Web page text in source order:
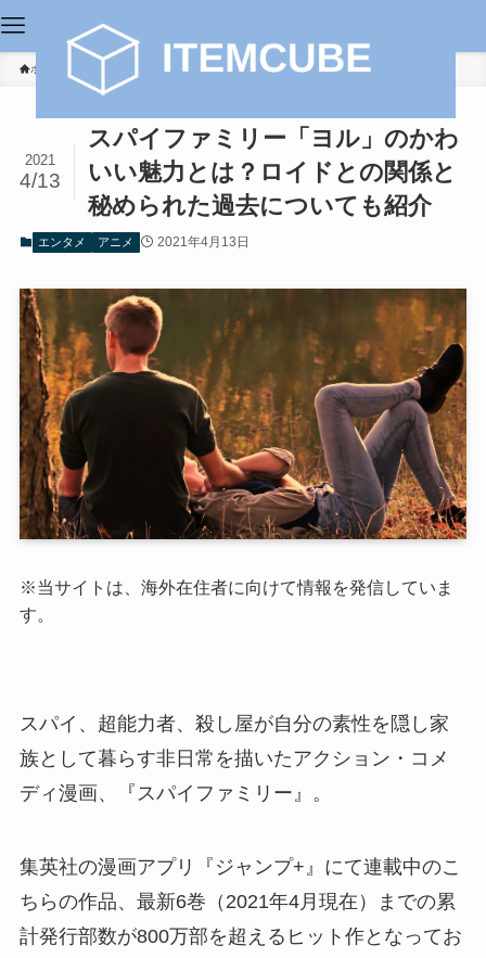
ホーム
スパイファミリー「ヨル」のかわ
いい魅力とは？ロイドとの関係と
秘められた過去についても紹介
2021
4/13
エンタメ アニメ 2021年4月13日
※当サイトは、海外在住者に向けて情報を発信していま
す。
スパイ、超能力者、殺し屋が自分の素性を隠し家
族として暮らす非日常を描いたアクション・コメ
ディ漫画、『スパイファミリー』。
集英社の漫画アプリ『ジャンプ+ 』にて連載中のこ
ちらの作品、最新6巻（ 2021年4月現在）までの累
計発行部数が800万部を超えるヒット作となってお